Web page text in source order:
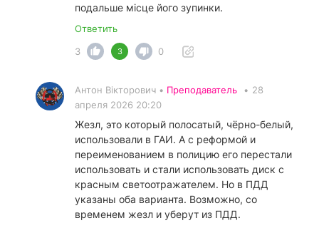
подальше місце його зупинки.
Ответить
3
3 0
Антон Вікторович • Преподаватель • 28
апреля 2026 20:20
Жезл, это который полосатый, чёрно-белый,
использовали в ГАИ. А с реформой и
переименованием в полицию его перестали
использовать и стали использовать диск с
красным светоотражателем. Но в ПДД
указаны оба варианта. Возможно, со
временем жезл и уберут из ПДД.